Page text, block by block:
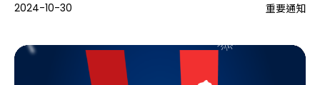
2024-10-30
重要通知